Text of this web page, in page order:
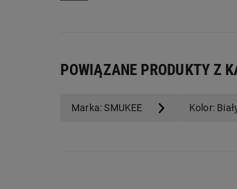
POWIĄZANE PRODUKTY Z
Marka: SMUKEE Kolor: